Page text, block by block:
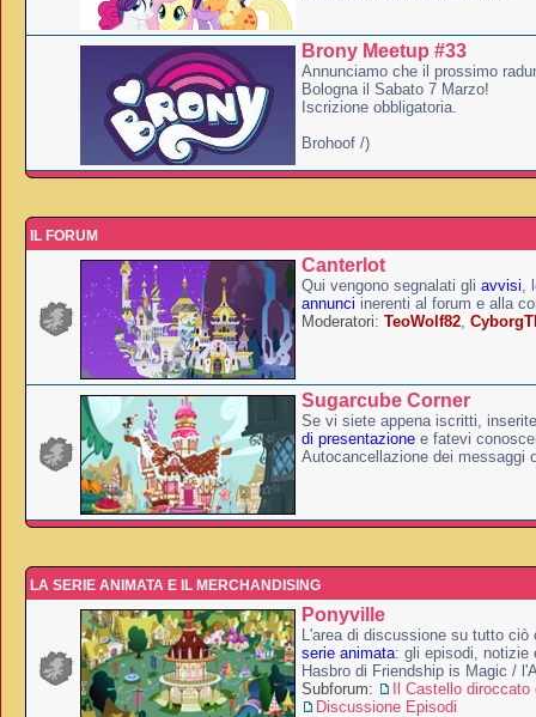
Brony Meetup #33
Annunciamo che il prossimo
Bologna il Sabato 7 Marzo!
Iscrizione obbligatoria.
Brohoof /)
IL FORUM
Canterlot
Qui vengono segnalati gli avvisi,
annunci inerenti al forum e alla
Moderatori: TeoWolf82,
Sugarcube Corner
Se vi siete appena iscritti,
di presentazione e fatevi
Autocancellazione dei messaggi
LA SERIE ANIMATA E IL MERCHANDISING
Ponyville
L'area di discussione su tutto ciò
serie animata: gli episodi, notizie
Hasbro di Friendship is Magic /
Subforum:
Il Castello
Discussione Episodi